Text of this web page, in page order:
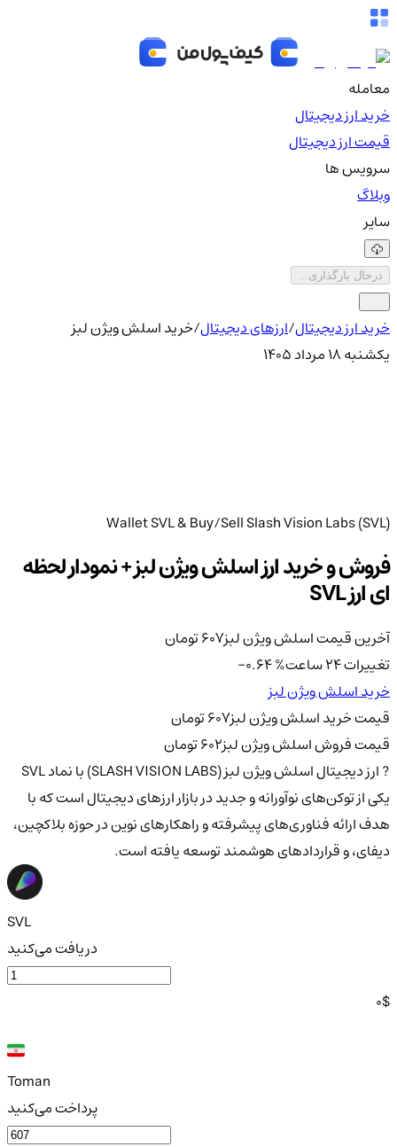
معامله
خرید ارز دیجیتال
قیمت ارز دیجیتال
سرویس ها
وبلاگ
سایر
درحال بارگذاری...
خرید ارز دیجیتال/ارزهای دیجیتال/خرید اسلش ویژن لبز
یکشنبه ۱۸ مرداد ۱۴۰۵
Wallet SVL & Buy/Sell Slash Vision Labs (SVL)
فروش و خرید ارز اسلش ویژن لبز + نمودار لحظه
ای ارز SVL
آخرین قیمت اسلش ویژن لبز607تومان
تغییرات 24 ساعت
-0.64%
خرید اسلش ویژن لبز
قیمت خرید اسلش ویژن لبز607تومان
قیمت فروش اسلش ویژن لبز602تومان
? ارز دیجیتال اسلش ویژن لبز (SLASH VISION LABS) با نماد SVL
یکی از توکن‌های نوآورانه و جدید در بازار ارزهای دیجیتال است که با
هدف ارائه فناوری‌های پیشرفته و راهکارهای نوین در حوزه بلاکچین،
دیفای، و قراردادهای هوشمند توسعه یافته است.
SVL
دریافت می‌کنید
0$
Toman
پرداخت می‌کنید